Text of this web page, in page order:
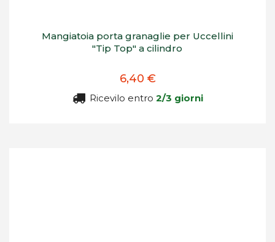
Mangiatoia porta granaglie per Uccellini
"Tip Top" a cilindro
6,40 €
Ricevilo entro 2/3 giorni